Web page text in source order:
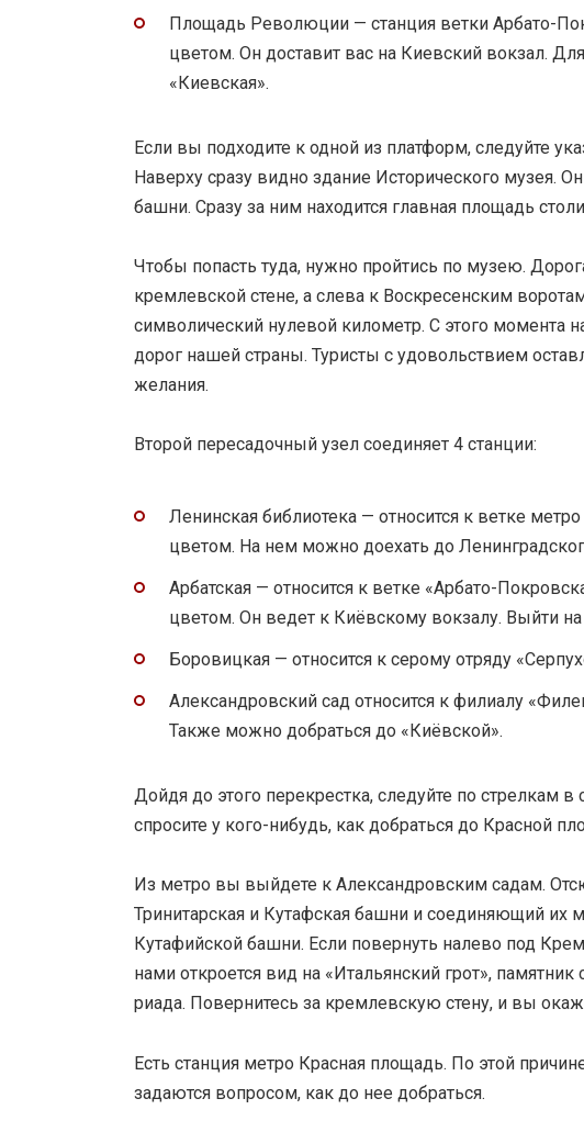
Площадь Революции — станция ветки Арбато-
цветом. Он доставит вас на Киевский вокзал.
«Киевская».
Если вы подходите к одной из платформ, следуйте
Наверху сразу видно здание Исторического музея.
башни. Сразу за ним находится главная площадь
Чтобы попасть туда, нужно пройтись по музею.
кремлевской стене, а слева к Воскресенским
символический нулевой километр. С этого момента
дорог нашей страны. Туристы с удовольствием
желания.
Второй пересадочный узел соединяет 4 станции:
Ленинская библиотека — относится к ветке
цветом. На нем можно доехать до
Арбатская — относится к ветке «Арбато-
цветом. Он ведет к Киёвскому вокзалу. Выйти
Боровицкая — относится к серому отряду
Александровский сад относится к филиалу
Также можно добраться до «Киёвской».
Дойдя до этого перекрестка, следуйте по стрелкам
спросите у кого-нибудь, как добраться до Красной
Из метро вы выйдете к Александровским садам.
Тринитарская и Кутафская башни и соединяющий их
Кутафийской башни. Если повернуть налево под
нами откроется вид на «Итальянский грот»,
риада. Повернитесь за кремлевскую стену, и вы
Есть станция метро Красная площадь. По этой
задаются вопросом, как до нее добраться.